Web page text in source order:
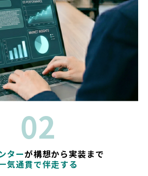
02
ターが構想から実装まで
気通貫で伴走する